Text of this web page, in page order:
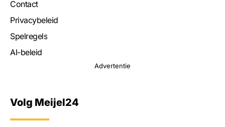
Contact
Privacybeleid
Spelregels
AI-beleid
Advertentie
Volg Meijel24